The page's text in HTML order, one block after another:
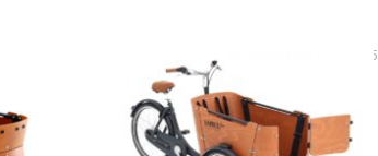
Wyświetlanie 1–12 z 15